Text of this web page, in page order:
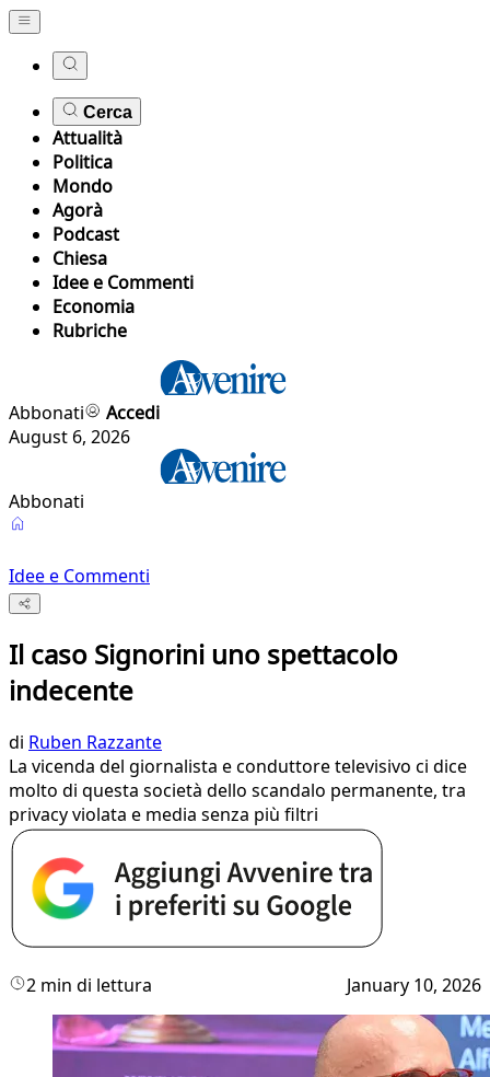
Cerca
Attualità
Politica
Mondo
Agorà
Podcast
Chiesa
Idee e Commenti
Economia
Rubriche
Abbonati
Accedi
August 6, 2026
Abbonati
Idee e Commenti
Il caso Signorini uno spettacolo
indecente
di Ruben Razzante
La vicenda del giornalista e conduttore televisivo ci dice
molto di questa società dello scandalo permanente, tra
privacy violata e media senza più filtri
2 min di lettura January 10, 2026